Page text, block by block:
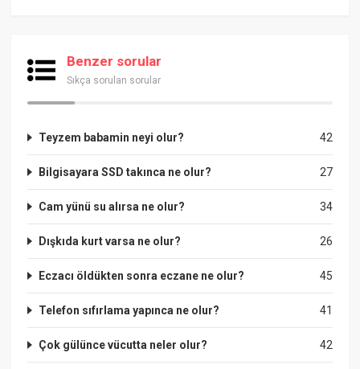
Benzer sorular
Sıkça sorulan sorular
42
Teyzem babamin neyi olur?
27
Bilgisayara SSD takınca ne olur?
34
Cam yünü su alırsa ne olur?
26
Dışkıda kurt varsa ne olur?
45
Eczacı öldükten sonra eczane ne olur?
41
Telefon sıfırlama yapınca ne olur?
42
Çok gülünce vücutta neler olur?